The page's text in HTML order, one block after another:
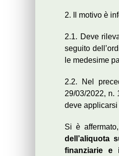
2. Il motivo è
2.1. Deve
seguito
le medesime
2.2. Nel
29/03/2022, n.
deve applicarsi
Si è
dell’aliquota
finanziarie e